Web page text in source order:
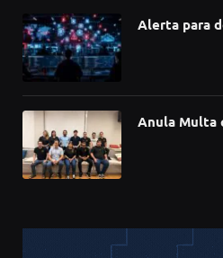
Alerta para
Anula Multa